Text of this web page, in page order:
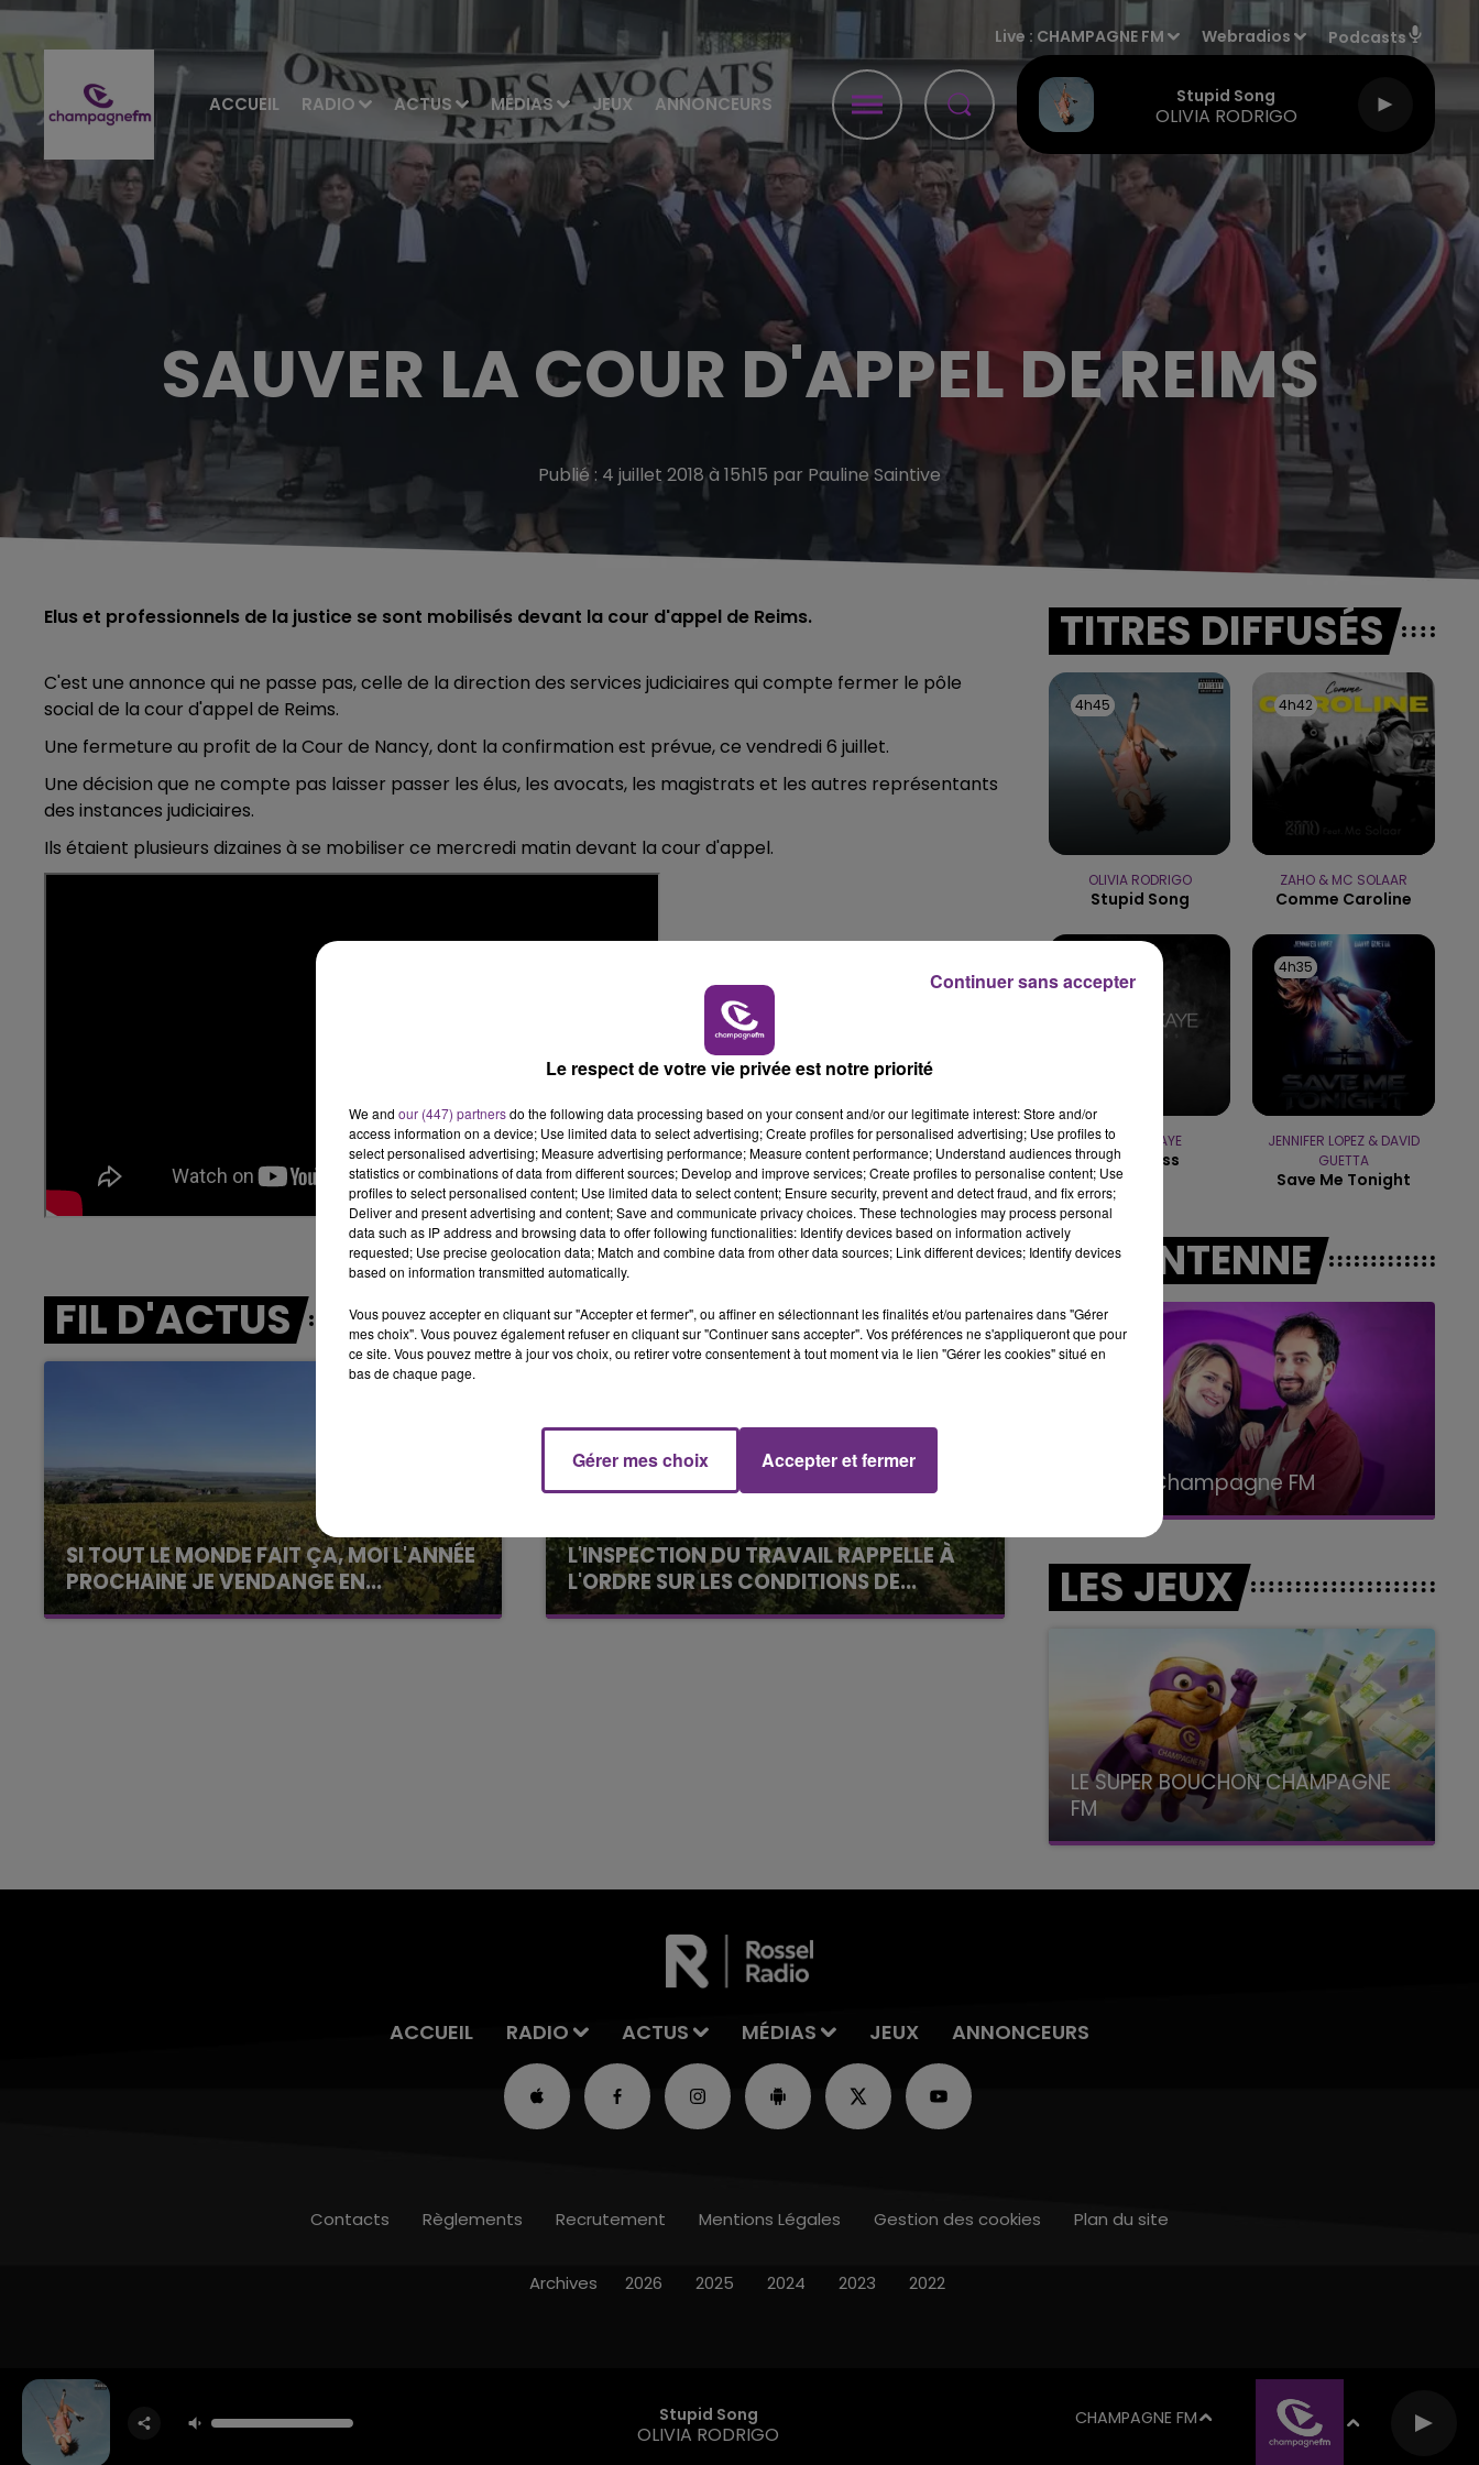
ACCUEIL RADIO ACTUS MÉDIAS JEUX ANNONCEURS
Live : CHAMPAGNE FM Webradios Podcasts
Stupid Song
OLIVIA RODRIGO
10h00 - 14h00
LE TICKET DE CAISSE LA RADIO POP
SAUVER LA COUR D'APPEL DE REIMS
Publié : 4 juillet 2018 à 15h15 par Pauline Saintive
Elus et professionnels de la justice se sont mobilisés devant la cour d'appel de Reims.
C'est une annonce qui ne passe pas, celle de la direction des services judiciaires qui compte fermer le pôle
social de la cour d'appel de Reims.
Une fermeture au profit de la Cour de Nancy, dont la confirmation est prévue, ce vendredi 6 juillet.
Une décision que ne compte pas laisser passer les élus, les avocats, les magistrats et les autres représentants
des instances judiciaires.
Ils étaient plusieurs dizaines à se mobiliser ce mercredi matin devant la cour d'appel.
FIL D'ACTUS
SI TOUT LE MONDE FAIT ÇA, MOI L'ANNÉE
PROCHAINE JE VENDANGE EN...
La vendange en Champagne a débuté ce jeudi
L'INSPECTION DU TRAVAIL RAPPELLE À
L'ORDRE SUR LES CONDITIONS DE...
Alors que les dates de début des vendange
TITRES DIFFUSÉS
4h45
4h45
OLIVIA RODRIGO
Stupid Song
4h42
4h42
ZAHO & MC SOLAAR
Comme Caroline
MARINA KAYE
Homeless
4h35
4h35
JENNIFER LOPEZ & DAVID
GUETTA
Save Me Tonight
A L'ANTENNE
LE TICKET DE CAISSE
14h00 - 15h00
La Radio Pop Le Club Champagne FM
LES JEUX
LE SUPER BOUCHON CHAMPAGNE
FM
avec La Famille Champagne FM, à 8H10
ACCUEIL RADIO ACTUS MÉDIAS JEUX ANNONCEURS
Stupid Song
OLIVIA RODRIGO
CHAMPAGNE FM
Contacts Règlements Recrutement Mentions Légales Gestion des cookies Plan du site
Archives 2026 2025 2024 2023 2022
Le respect de votre vie privée est notre priorité
We and our (447) partnersdo the following data processing based on your consent and/or our legitimate interest: Store and/or
access information on a device; Use limited data to select advertising; Create profiles for personalised advertising; Use profiles to
select personalised advertising; Measure advertising performance; Measure content performance; Understand audiences through
statistics or combinations of data from different sources; Develop and improve services; Create profiles to personalise content; Use
profiles to select personalised content; Use limited data to select content; Ensure security, prevent and detect fraud, and fix errors;
Deliver and present advertising and content; Save and communicate privacy choices. These technologies may process personal
data such as IP address and browsing data to offer following functionalities: Identify devices based on information actively
requested; Use precise geolocation data; Match and combine data from other data sources; Link different devices; Identify devices
based on information transmitted automatically.
Vous pouvez accepter en cliquant sur "Accepter et fermer", ou affiner en sélectionnant les finalités et/ou partenaires dans "Gérer
mes choix". Vous pouvez également refuser en cliquant sur "Continuer sans accepter". Vos préférences ne s'appliqueront que pour
ce site. Vous pouvez mettre à jour vos choix, ou retirer votre consentement à tout moment via le lien "Gérer les cookies" situé en
bas de chaque page.
Gérer mes choix Accepter et fermer
Continuer sans accepter